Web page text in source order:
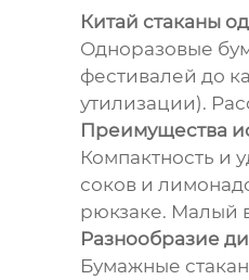
Китай стаканы
Одноразовые
фестивалей до
утилизации).
Преимущества
Компактность и
соков и
рюкзаке. Малый
Разнообразие
Бумажные